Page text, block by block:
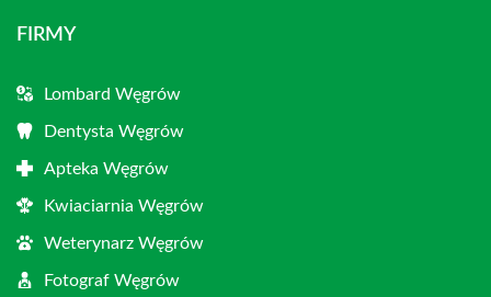
FIRMY
Lombard Węgrów
Dentysta Węgrów
Apteka Węgrów
Kwiaciarnia Węgrów
Weterynarz Węgrów
Fotograf Węgrów